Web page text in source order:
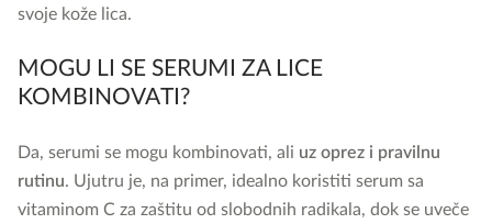
svoje kože lica.
MOGU LI SE SERUMI ZA LICE
KOMBINOVATI?
Da, serumi se mogu kombinovati, ali uz oprez i pravilnu
rutinu. Ujutru je, na primer, idealno koristiti serum sa
vitaminom C za zaštitu od slobodnih radikala, dok se uveče